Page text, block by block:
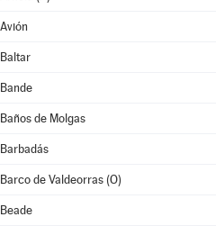
Avión
Baltar
Bande
Baños de Molgas
Barbadás
Barco de Valdeorras (O)
Beade